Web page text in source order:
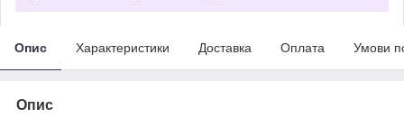
Опис Характеристики Доставка Оплата Умови
Опис